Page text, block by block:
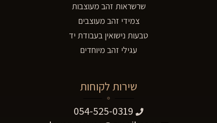
שרשראות זהב מעוצבות
צמידי זהב מעוצבים
טבעות נישואין בעבודת יד
עגילי זהב מיוחדים
שירות לקוחות
054-525-0319